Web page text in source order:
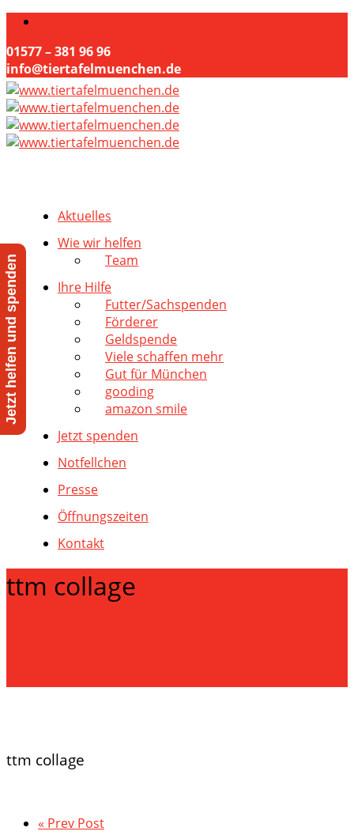
01577 – 381 96 96
info@tiertafelmuenchen.de
Aktuelles
Wie wir helfen
Team
Ihre Hilfe
Futter/Sachspenden
Förderer
Geldspende
Viele schaffen mehr
Gut für München
gooding
amazon smile
Jetzt spenden
Notfellchen
Presse
Öffnungszeiten
Kontakt
ttm collage
ttm collage
« Prev Post
Jetzt helfen und spenden